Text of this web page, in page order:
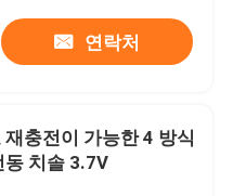
연락처
재충전이 가능한 4 방식
동 치솔 3.7V